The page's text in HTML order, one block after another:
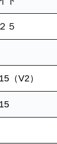
５
（V2）